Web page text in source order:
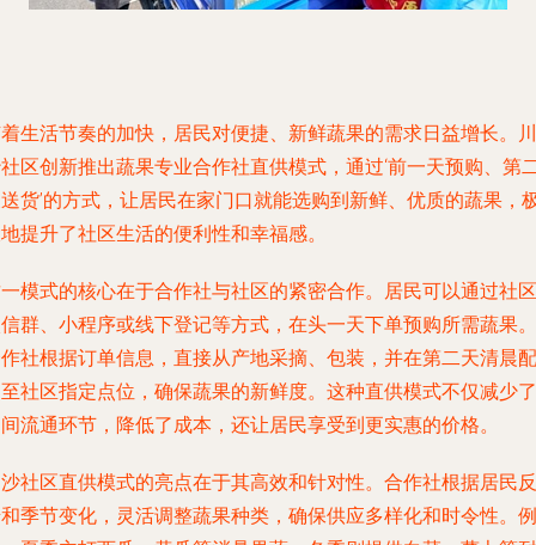
生活节奏的加快，居民对便捷、新鲜蔬果的需求日益增长。川
区创新推出蔬果专业合作社直供模式，通过‘前一天预购、第
货’的方式，让居民在家门口就能选购到新鲜、优质的蔬果，
提升了社区生活的便利性和幸福感。
模式的核心在于合作社与社区的紧密合作。居民可以通过社区
群、小程序或线下登记等方式，在头一天下单预购所需蔬果。
社根据订单信息，直接从产地采摘、包装，并在第二天清晨配
社区指定点位，确保蔬果的新鲜度。这种直供模式不仅减少了
流通环节，降低了成本，还让居民享受到更实惠的价格。
社区直供模式的亮点在于其高效和针对性。合作社根据居民反
季节变化，灵活调整蔬果种类，确保供应多样化和时令性。例